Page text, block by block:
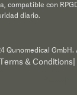
compatible con
diario.
Qunomedical GmbH.
Terms & Conditions